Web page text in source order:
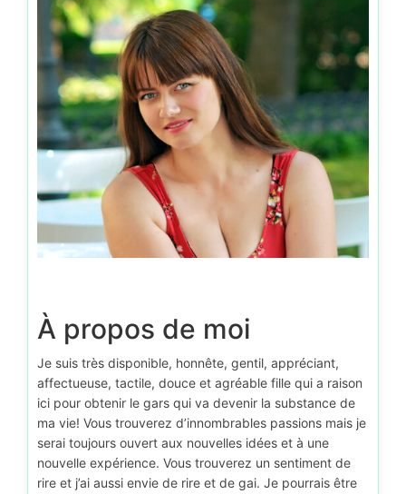
À propos de moi
Je suis très disponible, honnête, gentil, appréciant,
affectueuse, tactile, douce et agréable fille qui a raison
ici pour obtenir le gars qui va devenir la substance de
ma vie! Vous trouverez d’innombrables passions mais je
serai toujours ouvert aux nouvelles idées et à une
nouvelle expérience. Vous trouverez un sentiment de
rire et j’ai aussi envie de rire et de gai. Je pourrais être